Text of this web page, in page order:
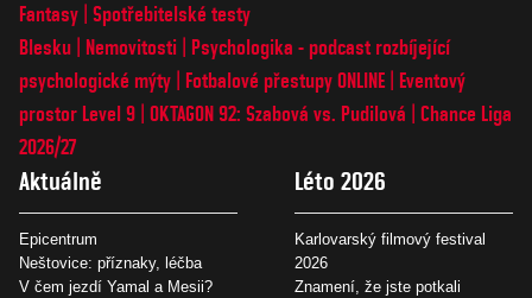
Fantasy Spotřebitelské testy
Blesku
Nemovitosti
Psychologika - podcast rozbíjející
psychologické mýty
Fotbalové přestupy ONLINE
Eventový
prostor Level 9 OKTAGON 92: Szabová vs. Pudilová
Chance Liga
2026/27
Aktuálně
Epicentrum
Neštovice: příznaky, léčba
V čem jezdí Yamal a Mesii?
Léto 2026
Karlovarský filmový festival
2026
Znamení, že jste potkali